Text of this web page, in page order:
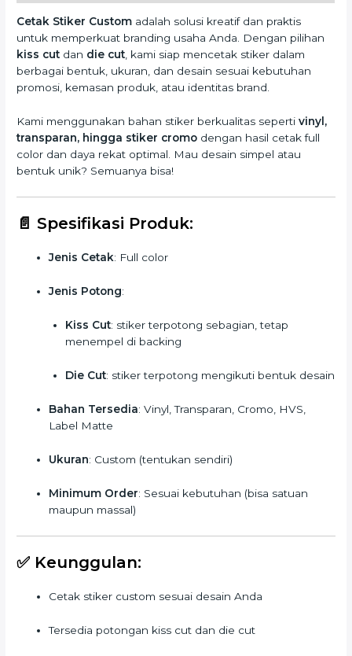
Cetak Stiker Custom adalah solusi kreatif dan praktis
untuk memperkuat branding usaha Anda. Dengan pilihan
kiss cut dan die cut , kami siap mencetak stiker dalam
berbagai bentuk, ukuran, dan desain sesuai kebutuhan
promosi, kemasan produk, atau identitas brand.
Kami menggunakan bahan stiker berkualitas sepertivinyl,
transparan, hingga stiker cromo dengan hasil cetak full
color dan daya rekat optimal. Mau desain simpel atau
bentuk unik? Semuanya bisa!
📄Spesifikasi Produk:
Jenis Cetak: Full color
Jenis Potong:
Kiss Cut: stiker terpotong sebagian, tetap
menempel di backing
Die Cut: stiker terpotong mengikuti bentuk desain
Bahan Tersedia: Vinyl, Transparan, Cromo, HVS,
Label Matte
Ukuran: Custom (tentukan sendiri)
Minimum Order: Sesuai kebutuhan (bisa satuan
maupun massal)
✅ Keunggulan:
Cetak stiker custom sesuai desain Anda
Tersedia potongan kiss cut dan die cut